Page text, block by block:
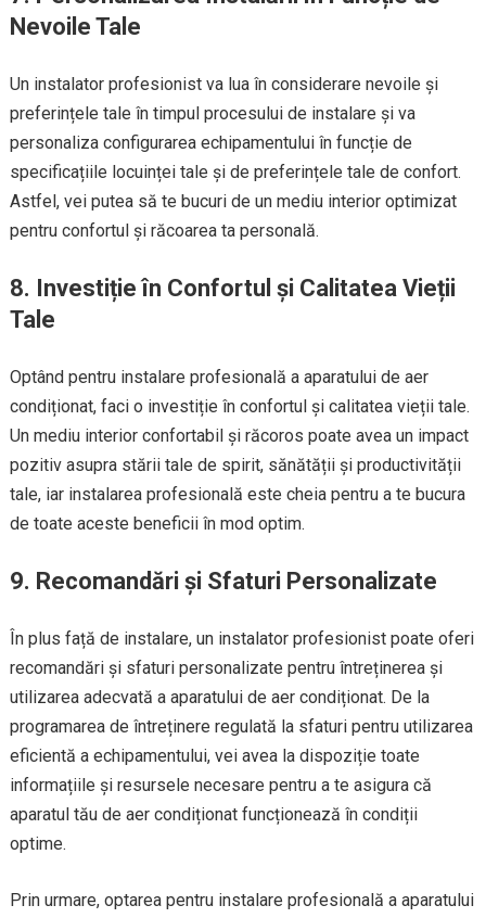
Nevoile Tale
Un instalator profesionist va lua în considerare nevoile și
preferințele tale în timpul procesului de instalare și va
personaliza configurarea echipamentului în funcție de
specificațiile locuinței tale și de preferințele tale de confort.
Astfel, vei putea să te bucuri de un mediu interior optimizat
pentru confortul și răcoarea ta personală.
8. Investiție în Confortul și Calitatea Vieții
Tale
Optând pentru instalare profesională a aparatului de aer
condiționat, faci o investiție în confortul și calitatea vieții tale.
Un mediu interior confortabil și răcoros poate avea un impact
pozitiv asupra stării tale de spirit, sănătății și productivității
tale, iar instalarea profesională este cheia pentru a te bucura
de toate aceste beneficii în mod optim.
9. Recomandări și Sfaturi Personalizate
În plus față de instalare, un instalator profesionist poate oferi
recomandări și sfaturi personalizate pentru întreținerea și
utilizarea adecvată a aparatului de aer condiționat. De la
programarea de întreținere regulată la sfaturi pentru utilizarea
eficientă a echipamentului, vei avea la dispoziție toate
informațiile și resursele necesare pentru a te asigura că
aparatul tău de aer condiționat funcționează în condiții
optime.
Prin urmare, optarea pentru instalare profesională a aparatului